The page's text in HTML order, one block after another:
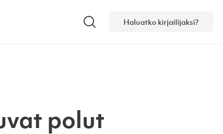
Haluatko kirjailijaksi?
Hae
polut